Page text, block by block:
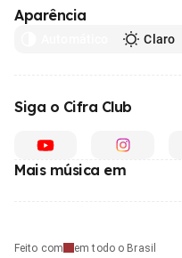
Aparência
Claro
Siga o Cifra Club
Mais música em
Feito com
em todo o Brasil